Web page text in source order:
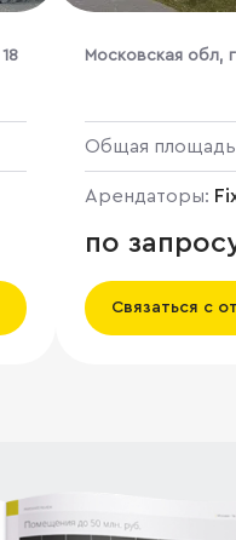
Московская обл,
Общая
Арендаторы:
по
Связаться с